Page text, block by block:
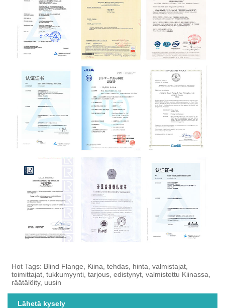
Hot Tags: Blind Flange, Kiina, tehdas, hinta, valmistajat,
toimittajat, tukkumyynti, tarjous, edistynyt, valmistettu Kiinassa,
räätälöity, uusin
Lähetä kysely